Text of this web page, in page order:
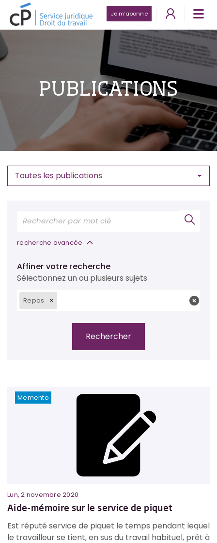
Je m’abonne
PUBLICATIONS
Toutes les publications
recherche avancée
Affiner votre recherche
Sélectionnez un ou plusieurs sujets
Repos
Memento
Lun, 2 novembre 2020
Aide-mémoire sur le service de piquet
Est réputé service de piquet le temps pendant lequel
le travailleur se tient, en sus du travail habituel, prêt à